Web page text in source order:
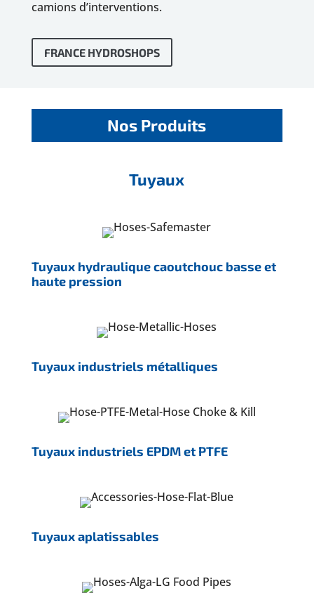
camions d’interventions.
FRANCE HYDROSHOPS
Nos Produits
Tuyaux
Tuyaux hydraulique caoutchouc basse et
haute pression
Tuyaux industriels métalliques
Tuyaux industriels EPDM et PTFE
Tuyaux aplatissables